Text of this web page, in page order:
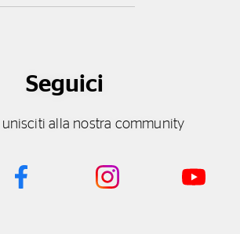
Seguici
unisciti alla nostra community